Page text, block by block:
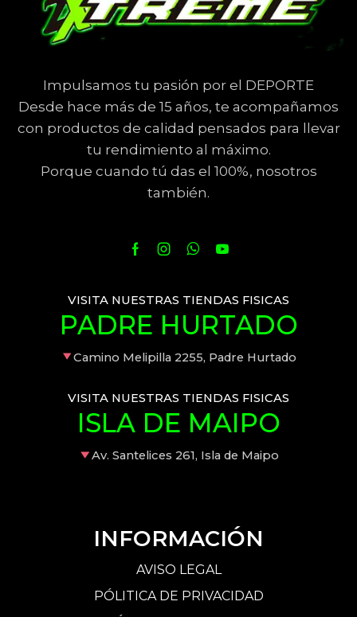
Impulsamos tu pasión por el DEPORTE
Desde hace más de 15 años, te acompañamos
con productos de calidad pensados para llevar
tu rendimiento al máximo.
Porque cuando tú das el 100%, nosotros
también.
VISITA NUESTRAS TIENDAS FISICAS
PADRE HURTADO
Camino Melipilla 2255, Padre Hurtado
VISITA NUESTRAS TIENDAS FISICAS
ISLA DE MAIPO
Av. Santelices 261, Isla de Maipo
INFORMACIÓN
AVISO LEGAL
PÓLITICA DE PRIVACIDAD